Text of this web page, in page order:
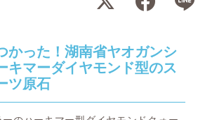
かった！湖南省ヤオガンシ
キマーダイヤモンド型のス
ツ原石